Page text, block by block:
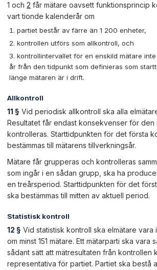
1 och 2 får mätare oavsett funktionsprincip
vart tionde kalenderår om
partiet består av färre än 1 200 enheter,
kontrollen utförs som allkontroll, och
kontrollintervallet för en enskild mätare
år från den tidpunkt som definieras som
länge mätaren är i drift.
Allkontroll
11 § Vid periodisk allkontroll ska alla
Resultatet får endast konsekvenser för den
kontrolleras. Starttidpunkten för det första
bestämmas till mätarens tillverkningsår.
Mätare får grupperas och kontrolleras
som ingår i en sådan grupp, ska ha
en treårsperiod. Starttidpunkten för det
ska bestämmas till mitten av aktuell period.
Statistisk kontroll
12 § Vid statistisk kontroll ska elmätare
om minst 151 mätare. Ett mätarparti ska vara
sådant sätt att mätresultaten från kontrollen
representativa för partiet. Partiet ska bestå